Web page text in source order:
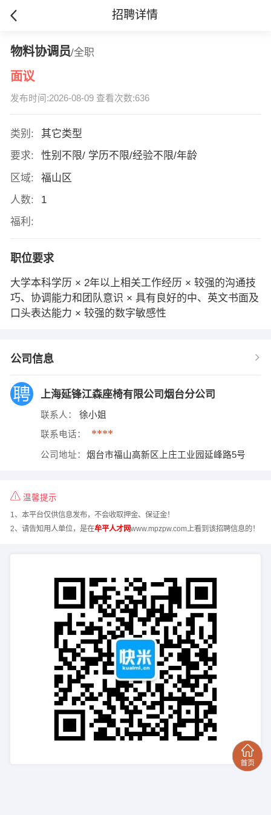
招聘详情
物料协调员/全职
面议
发布时间:2026-08-09 查看次数:636
类别:
其它类型
要求:
性别不限/ 学历不限/经验不限/年龄
区域:
福山区
人数:
1
福利:
职位要求
大学本科学历 × 2年以上相关工作经历 × 较强的沟通技
巧、协调能力和团队意识 × 具有良好的中、英文书面及
口头表达能力 × 较强的数字敏感性
公司信息
上海延锋江森座椅有限公司烟台分公司
联系人： 徐小姐
联系电话： ****
公司地址： 烟台市福山高新区上庄工业园延峰路5号
温馨提示
1、本平台仅供信息发布，不会收取押金、保证金！
2、请告知用人单位，是在牟平人才网www.mpzpw.com上看到该招聘信息的！